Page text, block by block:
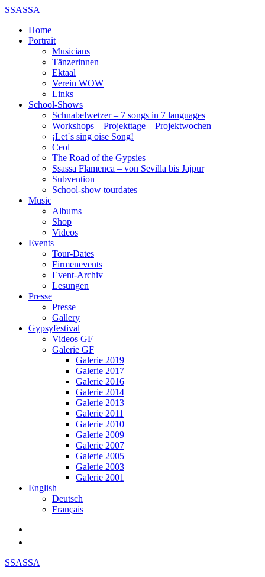
SSASSA
Home
Portrait
Musicians
Tänzerinnen
Ektaal
Verein WOW
Links
School-Shows
Schnabelwetzer – 7 songs in 7 languages
Workshops – Projekttage – Projektwochen
¡Let´s sing oise Song!
Ceol
The Road of the Gypsies
Ssassa Flamenca – von Sevilla bis Jajpur
Subvention
School-show tourdates
Music
Albums
Shop
Videos
Events
Tour-Dates
Firmenevents
Event-Archiv
Lesungen
Presse
Presse
Gallery
Gypsyfestival
Videos GF
Galerie GF
Galerie 2019
Galerie 2017
Galerie 2016
Galerie 2014
Galerie 2013
Galerie 2011
Galerie 2010
Galerie 2009
Galerie 2007
Galerie 2005
Galerie 2003
Galerie 2001
English
Deutsch
Français
SSASSA